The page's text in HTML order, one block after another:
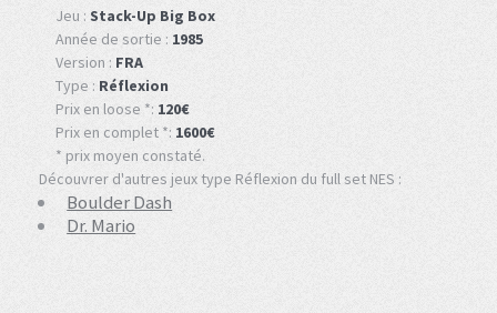
Jeu : Stack-Up Big Box
Année de sortie : 1985
Version : FRA
Type : Réflexion
Prix en loose *: 120€
Prix en complet *: 1600€
* prix moyen constaté.
Découvrer d'autres jeux type Réflexion du full set NES :
Boulder Dash
Dr. Mario